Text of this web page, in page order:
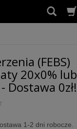
(FEBS)
20x0% lub
Dostawa 0zł!
1-2 dni robocze.